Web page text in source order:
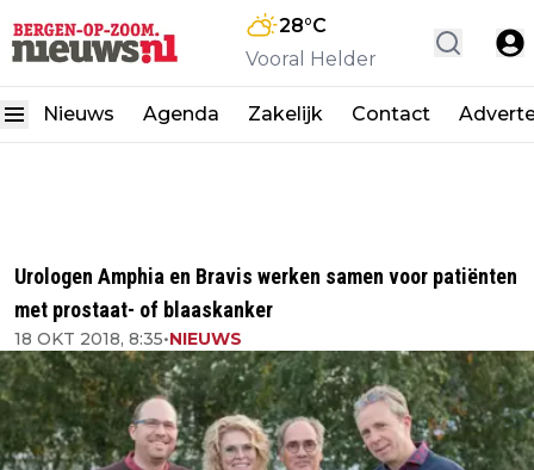
28°C
Vooral Helder
Nieuws Agenda Zakelijk Contact
Urologen Amphia en Bravis werken samen voor patiënten
met prostaat- of blaaskanker
18 OKT 2018, 8:35•NIEUWS